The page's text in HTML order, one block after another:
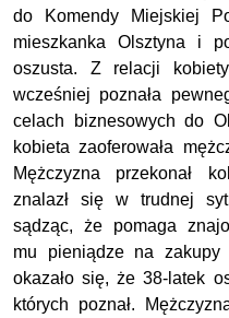
do Komendy Miejskiej
mieszkanka Olsztyna i
oszusta. Z relacji
wcześniej poznała
celach biznesowych do
kobieta zaoferowała
Mężczyzna przekonał
znalazł się w trudnej
sądząc, że pomaga
mu pieniądze na
okazało się, że 38-latek
których poznał.